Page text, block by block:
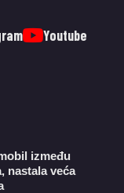
Youtube
između
nastala veća